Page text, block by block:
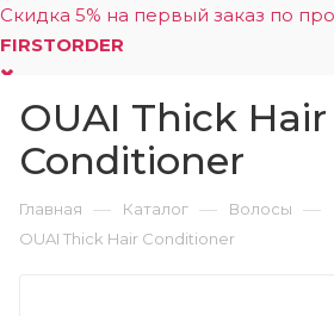
Скидка 5% на первый заказ по
FIRSTORDER
OUAI Thick Hair
Conditioner
Главная — Каталог — Волосы —
OUAI Thick Hair Conditioner